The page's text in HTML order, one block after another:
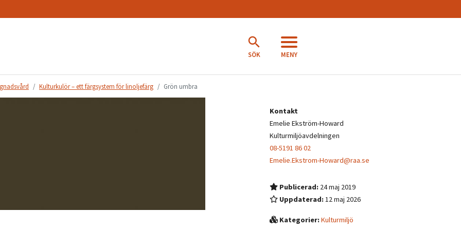
SÖK MENY
Kulturkulör – ett färgsystem för linoljefärg Grön umbra
Kontakt
Emelie Ekström-Howard
Kulturmiljöavdelningen
08-5191 86 02
Emelie.Ekstrom-Howard@raa.se
Publicerad: 24 maj 2019
Uppdaterad:12 maj 2026
Kategorier:Kulturmiljö